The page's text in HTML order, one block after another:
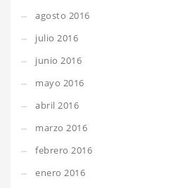
agosto 2016
julio 2016
junio 2016
mayo 2016
abril 2016
marzo 2016
febrero 2016
enero 2016